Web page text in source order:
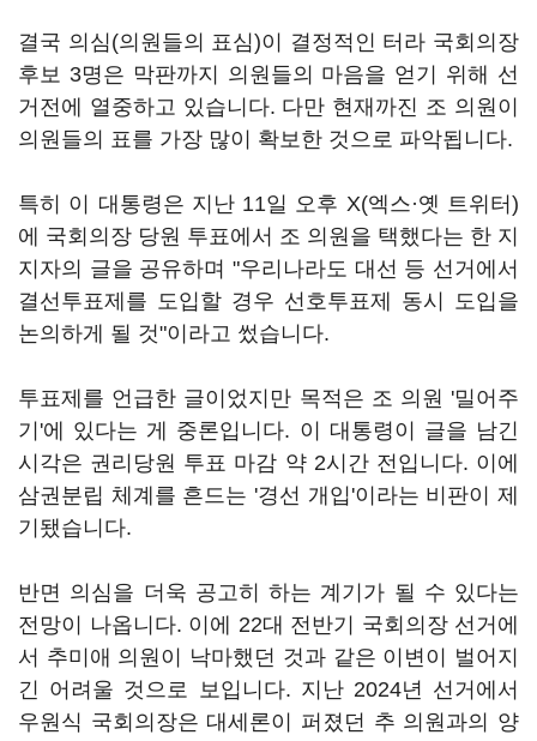
결국 의심(의원들의 표심)이 결정적인 터라 국회의장
후보 3명은 막판까지 의원들의 마음을 얻기 위해 선
거전에 열중하고 있습니다. 다만 현재까진 조 의원이
의원들의 표를 가장 많이 확보한 것으로 파악됩니다.
특히 이 대통령은 지난 11일 오후 X(엑스·옛 트위터)
에 국회의장 당원 투표에서 조 의원을 택했다는 한 지
지자의 글을 공유하며 "우리나라도 대선 등 선거에서
결선투표제를 도입할 경우 선호투표제 동시 도입을
논의하게 될 것"이라고 썼습니다.
투표제를 언급한 글이었지만 목적은 조 의원 '밀어주
기'에 있다는 게 중론입니다. 이 대통령이 글을 남긴
시각은 권리당원 투표 마감 약 2시간 전입니다. 이에
삼권분립 체계를 흔드는 '경선 개입'이라는 비판이 제
기됐습니다.
반면 의심을 더욱 공고히 하는 계기가 될 수 있다는
전망이 나옵니다. 이에 22대 전반기 국회의장 선거에
서 추미애 의원이 낙마했던 것과 같은 이변이 벌어지
긴 어려울 것으로 보입니다. 지난 2024년 선거에서
우원식 국회의장은 대세론이 퍼졌던 추 의원과의 양